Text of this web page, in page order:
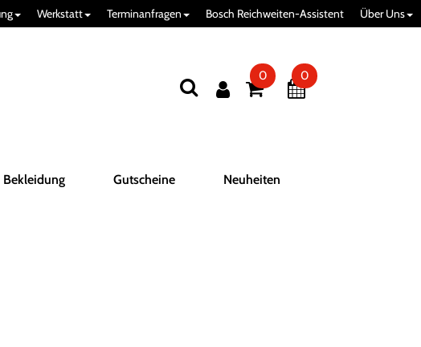
Werkstatt Terminanfragen Bosch Reichweiten-Assistent Über Uns
0 0
Bekleidung Gutscheine Neuheiten